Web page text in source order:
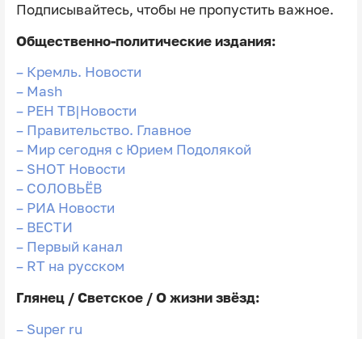
Подписывайтесь, чтобы не пропустить важное.
Общественно-политические издания:
– Кремль. Новости
– Mash
– РЕН ТВ|Новости
– Правительство. Главное
– Мир сегодня с Юрием Подолякой
– SHOT Новости
– СОЛОВЬЁВ
– РИА Новости
– ВЕСТИ
– Первый канал
– RT на русском
Глянец / Светское / О жизни звёзд:
– Super ru